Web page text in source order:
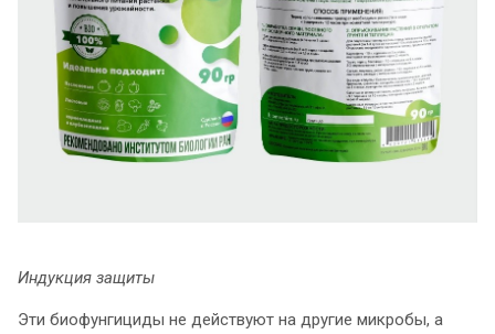
Индукция защиты
Эти биофунгициды не действуют на другие микробы, а